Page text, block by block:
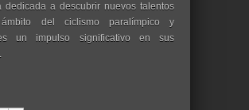
dedicada a descubrir nuevos talentos
del ciclismo paralímpico y
un impulso significativo en sus